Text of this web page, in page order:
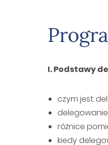
I. Podstawy
czym jest
różnice
kiedy